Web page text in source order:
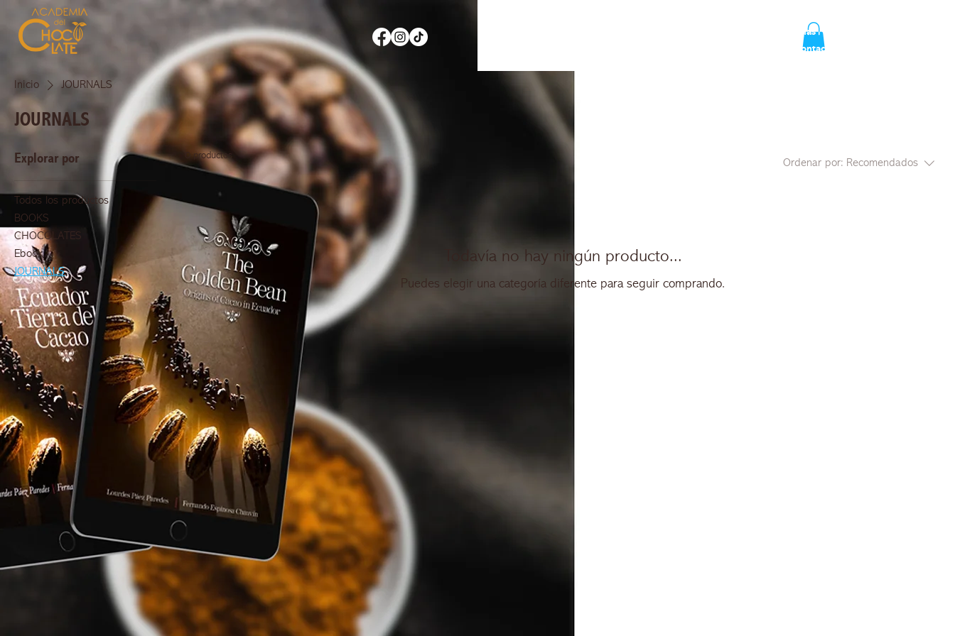
Reseñas
Contactos
Inicio JOURNALS
JOURNALS
Explorar por
Todos los productos
BOOKS
CHOCOLATES
Ebook
JOURNALS
0 productos
Ordenar por: Recomendados
Todavía no hay ningún producto...
Puedes elegir una categoría diferente para seguir comprando.